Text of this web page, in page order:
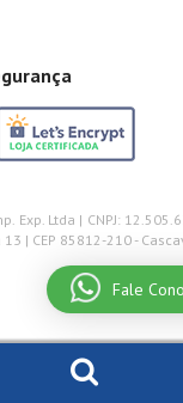
Exp. Ltda | CNPJ:
| CEP 85812-210 -
Fale